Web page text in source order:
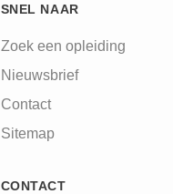
SNEL NAAR
Zoek een opleiding
Nieuwsbrief
Contact
Sitemap
CONTACT